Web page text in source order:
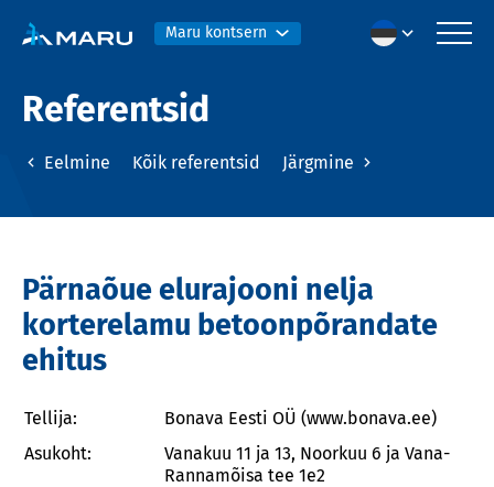
Maru kontsern
Referentsid
Eelmine Kõik referentsid Järgmine
Pärnaõue elurajooni nelja
korterelamu betoonpõrandate
ehitus
Tellija:
Bonava Eesti OÜ (www.bonava.ee)
Asukoht:
Vanakuu 11 ja 13, Noorkuu 6 ja Vana-
Rannamõisa tee 1e2